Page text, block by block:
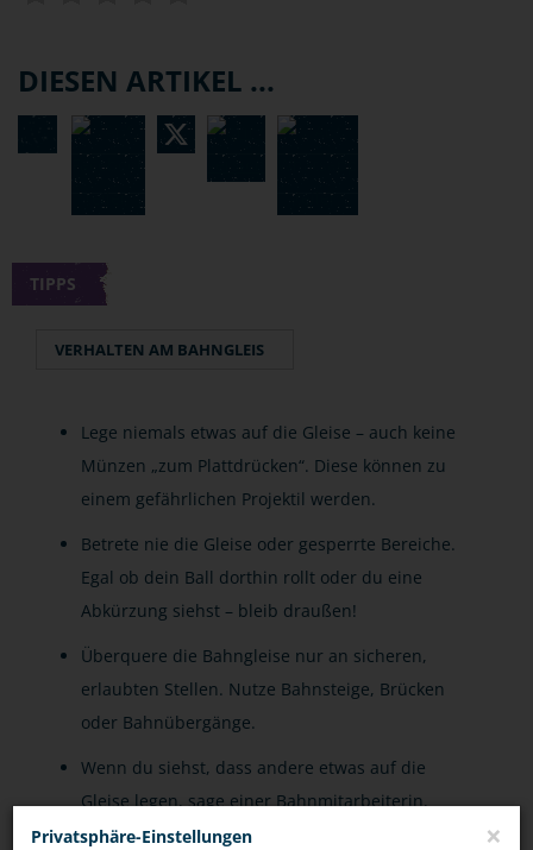
DIESEN ARTIKEL ...
TIPPS
VERHALTEN AM BAHNGLEIS
Lege niemals etwas auf die Gleise – auch keine
Münzen „zum Plattdrücken“. Diese können zu
einem gefährlichen Projektil werden.
Betrete nie die Gleise oder gesperrte Bereiche.
Egal ob dein Ball dorthin rollt oder du eine
Abkürzung siehst – bleib draußen!
Überquere die Bahngleise nur an sicheren,
erlaubten Stellen. Nutze Bahnsteige, Brücken
oder Bahnübergänge.
Wenn du siehst, dass andere etwas auf die
Gleise legen, sage einer Bahnmitarbeiterin,
einem Bahnmitarbeiter oder der Polizei
Privatsphäre-Einstellungen ×